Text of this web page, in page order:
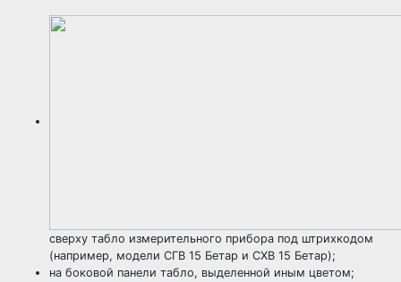
сверху табло измерительного прибора под штрихкодом
(например, модели СГВ 15 Бетар и СХВ 15 Бетар);
на боковой панели табло, выделенной иным цветом;